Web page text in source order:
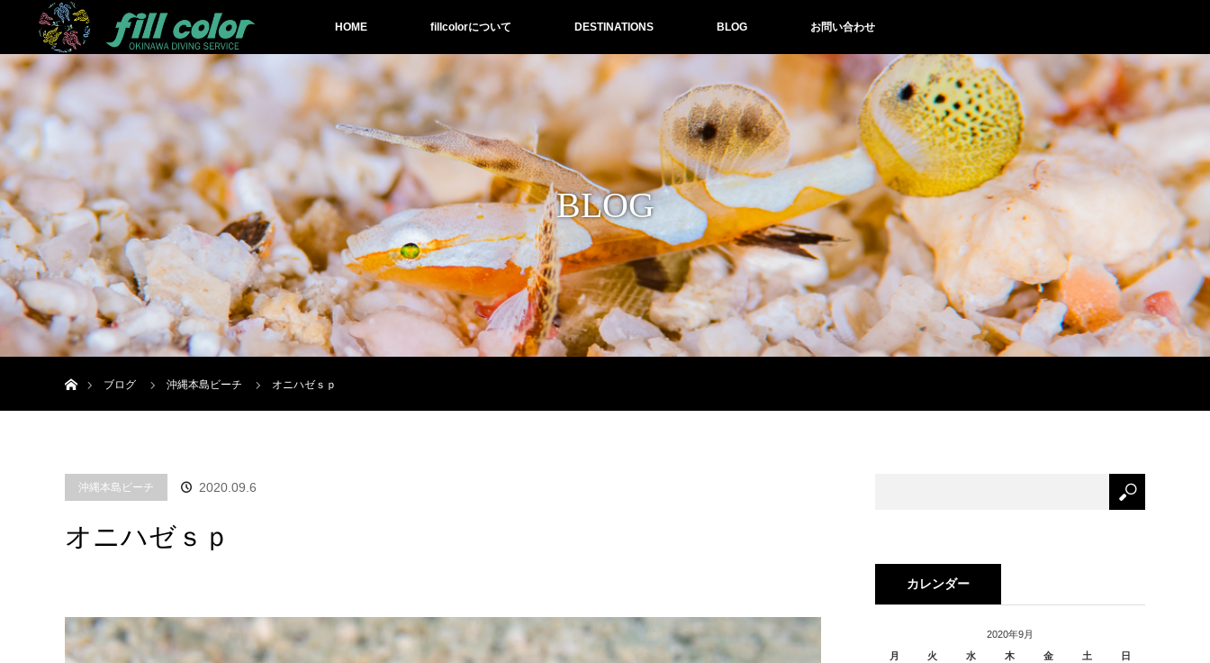
HOME fillcolorについて DESTINATIONS BLOG お問い合わせ
BLOG
ブログ
沖縄本島ビーチ オニハゼｓｐ
沖縄本島ビーチ 2020.09.6
オニハゼｓｐ
カレンダー
2020年9月
月
火 水 木 金 土 日